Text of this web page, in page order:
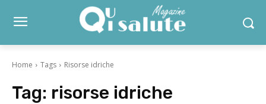
Home Tags Risorse idriche
Tag: risorse idriche